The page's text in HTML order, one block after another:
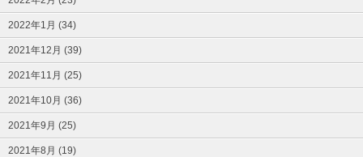
2022年1月 (34)
2021年12月 (39)
2021年11月 (25)
2021年10月 (36)
2021年9月 (25)
2021年8月 (19)